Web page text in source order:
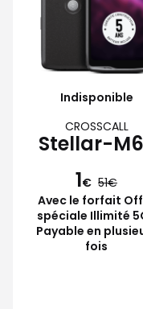
Indisponible
CROSSCALL
Stellar-
1€ 51
Avec le forfait
spéciale Illimité
Payable en
fois